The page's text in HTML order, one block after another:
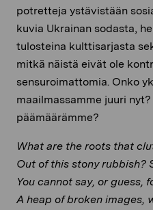
potretteja ystävistään
kuvia Ukrainan sodasta,
tulosteina kulttisarjasta
mitkä näistä eivät ole
sensuroimattomia. Onko
maailmassamme juuri
päämäärämme?
What are the roots that
Out of this stony rubbish?
You cannot say, or guess,
A heap of broken images,